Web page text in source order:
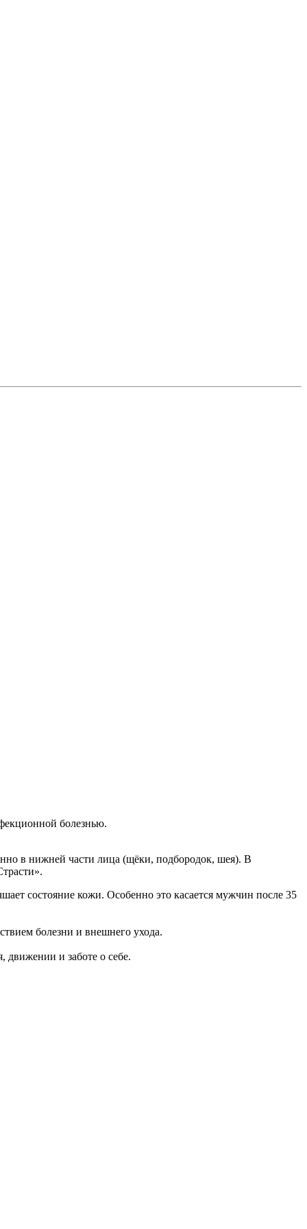
болезнью.
в нижней части лица (щёки, подбородок, шея). В
состояние кожи. Особенно это касается мужчин после 35
болезни и внешнего ухода.
движении и заботе о себе.